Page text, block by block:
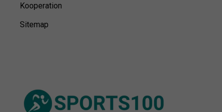
Kooperation
Sitemap